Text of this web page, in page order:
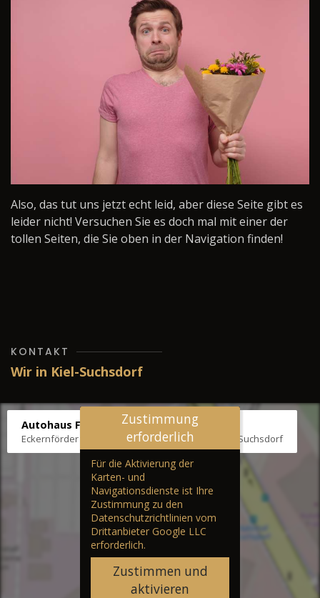
Also, das tut uns jetzt echt leid, aber diese Seite gibt es
leider nicht! Versuchen Sie es doch mal mit einer der
tollen Seiten, die Sie oben in der Navigation finden!
KONTAKT
Wir in Kiel-Suchsdorf
Autohaus Fräter
Eckernförder Str. /Klausbrooker Weg 1, 24107 Kiel-Suchsdorf
Zustimmung
erforderlich
Für die Aktivierung der
Karten- und
Navigationsdienste ist Ihre
Zustimmung zu den
Datenschutzrichtlinien vom
Drittanbieter Google LLC
erforderlich.
Zustimmen und
aktivieren